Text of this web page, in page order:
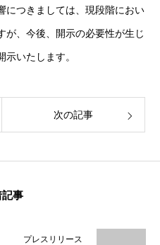
IR情報
につきましては、現段階におい
が、今後、開示の必要性が生じ
いたします。
次の記事
記事
プレスリリース